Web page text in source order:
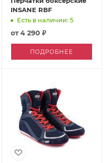
INSANE RBF
Есть в наличии: 5
от4 290 ₽
ПОДРОБНЕЕ